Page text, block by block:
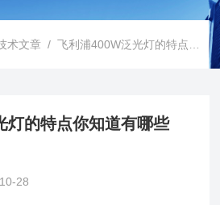
术文章 / 飞利浦400W泛光灯的特点你知道有哪些吗？
灯的特点你知道有哪些
28